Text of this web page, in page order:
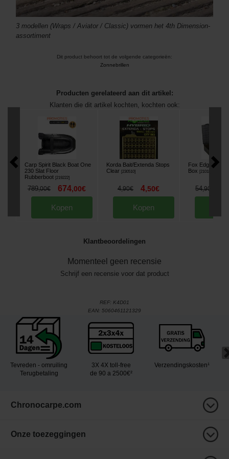
3 modellen (Wraps / Aviator / Classic) vormen het 4th Dimension-
assortiment
Dit product behoort tot de volgende categorieën:
Zonnebrillen
Producten gerelateerd aan dit artikel:
Klanten die dit artikel kochten, kochten ook:
Carp Spirit Black Boat One
230 Slat Floor
Rubberboot [219222]
789,00€ 674,00€
Kopen
Korda Bait/Extenda Stops
Clear [230510]
4,90€ 4,50€
Kopen
Fox Edges
Box
[210186
54,90
Klantbeoordelingen
Momenteel geen recensie
Schrijf een recensie voor dat product
REF: K4D01
EAN: 5060461121329
Tevreden - omruiling
Terugbetaling
3X 4X toll-free
de 90 a 2500€²
Verzendingskosten¹
Chronocarpe.com
Onze toezeggingen